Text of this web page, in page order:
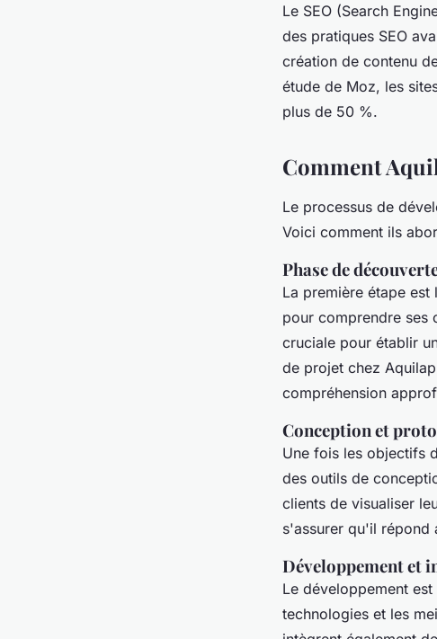
Le SEO (Search
des pratiques SEO
création de contenu
étude de Moz, les
plus de 50 %.
Comment
Le processus de
Voici comment ils
Phase de
La première étape
pour comprendre ses
cruciale pour établir
de projet chez
compréhension
Conception et
Une fois les objectifs
des outils de
clients de visualiser
s'assurer qu'il répond
Développement et
Le développement
technologies et les